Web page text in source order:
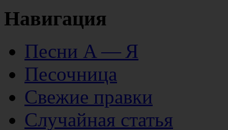
Навигация
Песни А — Я
Песочница
Свежие правки
Случайная статья